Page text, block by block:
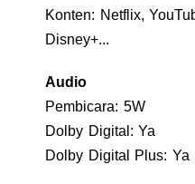
Konten: Netflix,
Disney+...
Audio
Pembicara: 5W
Dolby Digital: Ya
Dolby Digital Plus: Ya